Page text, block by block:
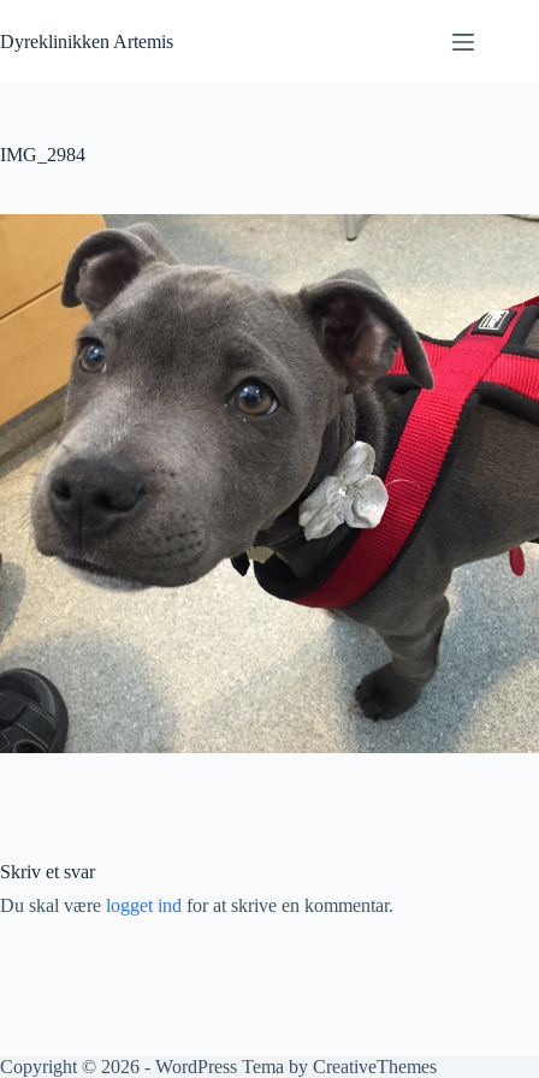
til
indhold
Dyreklinikken Artemis
IMG_2984
Skriv et svar
Du skal være logget ind for at skrive en kommentar.
Copyright © 2026 - WordPress Tema by CreativeThemes